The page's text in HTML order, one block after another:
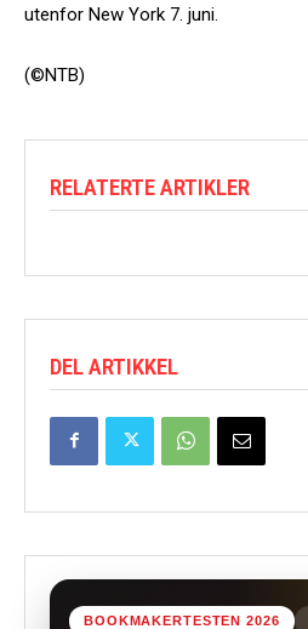
utenfor New York 7. juni.
(©NTB)
RELATERTE ARTIKLER
DEL ARTIKKEL
BOOKMAKERTESTEN 2026